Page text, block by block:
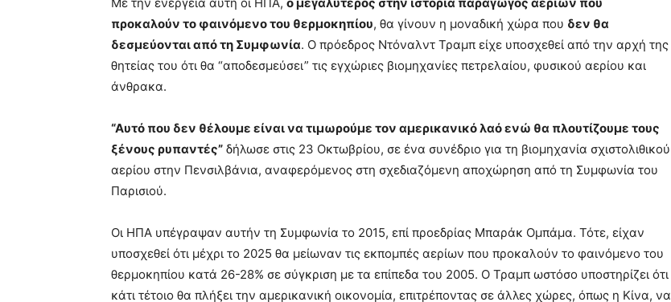
προκαλούν το φαινόμενο του θερμοκηπίου, θα γίνουν η μοναδική χώρα που δεν θα
δεσμεύονται από τη Συμφωνία. Ο πρόεδρος Ντόναλντ Τραμπ είχε υποσχεθεί από την αρχή της
θητείας του ότι θα “αποδεσμεύσει” τις εγχώριες βιομηχανίες πετρελαίου, φυσικού αερίου και
άνθρακα.
“Αυτό που δεν θέλουμε είναι να τιμωρούμε τον αμερικανικό λαό ενώ θα πλουτίζουμε τους
ξένους ρυπαντές” δήλωσε στις 23 Οκτωβρίου, σε ένα συνέδριο για τη βιομηχανία σχιστολιθικού
αερίου στην Πενσιλβάνια, αναφερόμενος στη σχεδιαζόμενη αποχώρηση από τη Συμφωνία του
Παρισιού.
Οι ΗΠΑ υπέγραψαν αυτήν τη Συμφωνία το 2015, επί προεδρίας Μπαράκ Ομπάμα. Τότε, είχαν
υποσχεθεί ότι μέχρι το 2025 θα μείωναν τις εκπομπές αερίων που προκαλούν το φαινόμενο του
θερμοκηπίου κατά 26-28% σε σύγκριση με τα επίπεδα του 2005. Ο Τραμπ ωστόσο υποστηρίζει ότι
κάτι τέτοιο θα πλήξει την αμερικανική οικονομία, επιτρέποντας σε άλλες χώρες, όπως η Κίνα, να